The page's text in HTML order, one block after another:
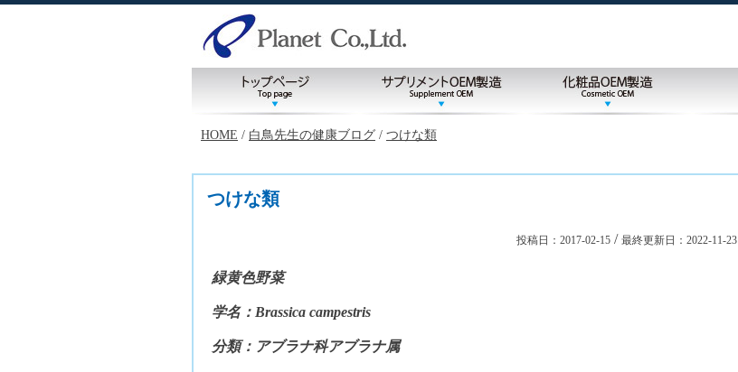
HOME / 白鳥先生の健康ブログ / つけな類
つけな類
投稿日： 2017-02-15 / 最終更新日： 2022-11-23
緑黄色野菜
学名：Brassica campestris
分類：アブラナ科アブラナ属